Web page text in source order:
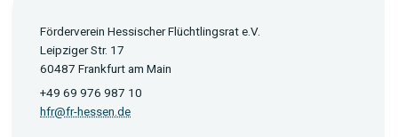
Förderverein Hessischer Flüchtlingsrat e.V.
Leipziger Str. 17
60487 Frankfurt am Main
+49 69 976 987 10
hfr@fr-hessen.de